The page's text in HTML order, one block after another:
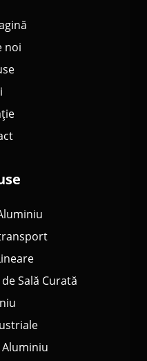
noi
Sală Curată